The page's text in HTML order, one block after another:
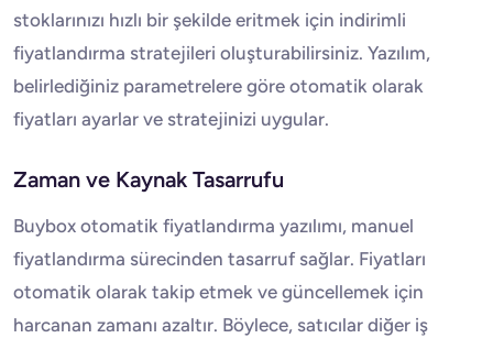
stoklarınızı hızlı bir şekilde eritmek için indirimli
fiyatlandırma stratejileri oluşturabilirsiniz. Yazılım,
belirlediğiniz parametrelere göre otomatik olarak
fiyatları ayarlar ve stratejinizi uygular.
Zaman ve Kaynak Tasarrufu
Buybox otomatik fiyatlandırma yazılımı, manuel
fiyatlandırma sürecinden tasarruf sağlar. Fiyatları
otomatik olarak takip etmek ve güncellemek için
harcanan zamanı azaltır. Böylece, satıcılar diğer iş